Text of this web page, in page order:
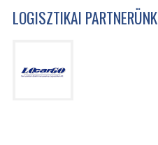
LOGISZTIKAI PARTNERÜNK